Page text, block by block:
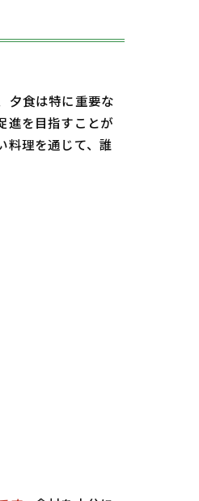
夕食は特に重要な
進を目指すことが
料理を通じて、誰